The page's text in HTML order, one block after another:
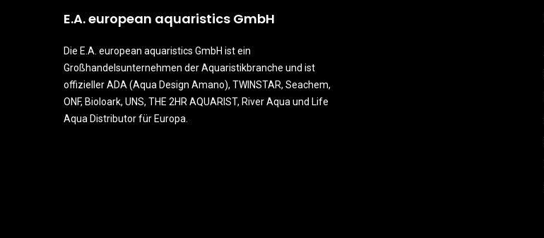
E.A. european aquaristics GmbH
Die E.A. european aquaristics GmbH ist ein
Großhandelsunternehmen der Aquaristikbranche und ist
offizieller ADA (Aqua Design Amano), TWINSTAR, Seachem,
ONF, Bioloark, UNS, THE 2HR AQUARIST, River Aqua und Life
Aqua Distributor für Europa.